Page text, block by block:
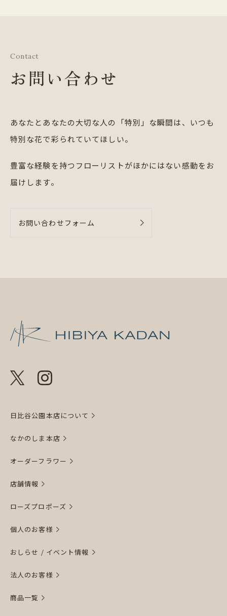
Contact
お問い合わせ
あなたとあなたの大切な人の「特別」な瞬間は、
いつも
特別な花で彩られていてほしい。
豊富な経験を持つフローリストがほかにはない感動をお
届けします。
お問い合わせフォーム
日比谷公園本店について
なかのしま本店
オーダーフラワー
店舗情報
ローズプロポーズ
個人のお客様
おしらせ / イベント情報
法人のお客様
商品一覧